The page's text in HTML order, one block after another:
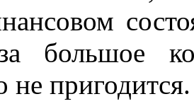
большое
не